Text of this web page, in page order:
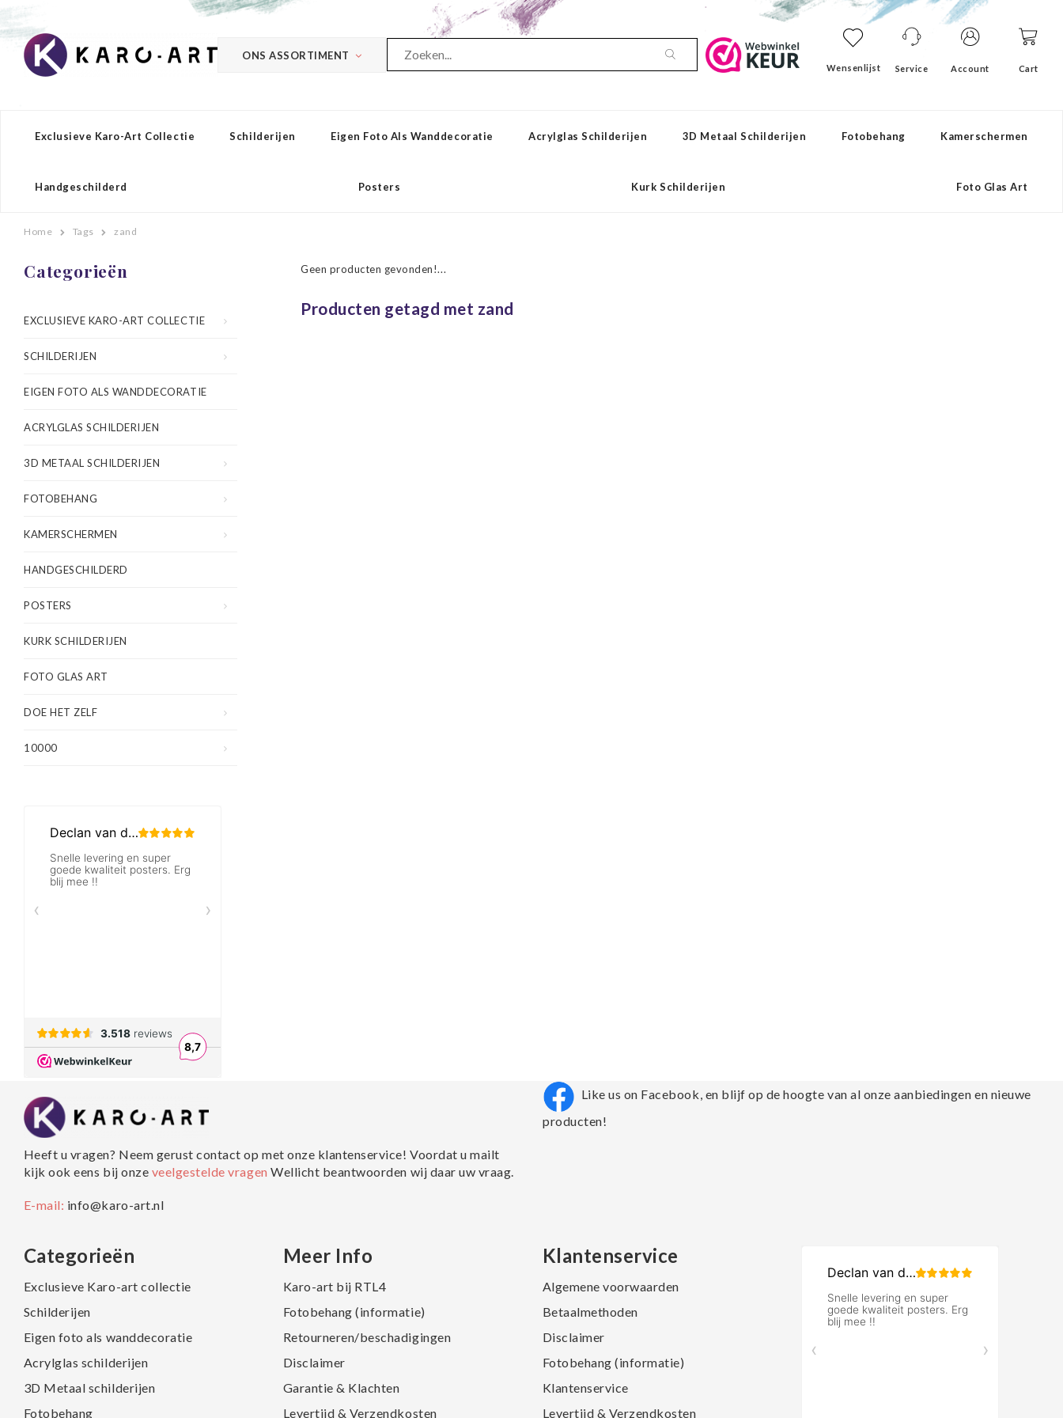
ONS ASSORTIMENT
Wensenlijst Service Account Cart
Exclusieve Karo-Art Collectie Schilderijen Eigen Foto Als Wanddecoratie Acrylglas Schilderijen 3D Metaal Schilderijen Fotobehang Kamerschermen
Handgeschilderd Posters Kurk Schilderijen Foto Glas Art
Home Tags zand
Categorieën
EXCLUSIEVE KARO-ART COLLECTIE
SCHILDERIJEN
EIGEN FOTO ALS WANDDECORATIE
ACRYLGLAS SCHILDERIJEN
3D METAAL SCHILDERIJEN
FOTOBEHANG
KAMERSCHERMEN
HANDGESCHILDERD
POSTERS
KURK SCHILDERIJEN
FOTO GLAS ART
DOE HET ZELF
10000
Geen producten gevonden!...
Producten getagd met zand
Heeft u vragen? Neem gerust contact op met onze klantenservice! Voordat u mailt
kijk ook eens bij onze veelgestelde vragenWellicht beantwoorden wij daar uw vraag.
E-mail: info@karo-art.nl
Like us on Facebook, en blijf op de hoogte van al onze aanbiedingen en nieuwe
producten!
Categorieën
Exclusieve Karo-art collectie
Schilderijen
Eigen foto als wanddecoratie
Acrylglas schilderijen
3D Metaal schilderijen
Fotobehang
Meer Info
Karo-art bij RTL4
Fotobehang (informatie)
Retourneren/beschadigingen
Disclaimer
Garantie & Klachten
Levertijd & Verzendkosten
Klantenservice
Algemene voorwaarden
Betaalmethoden
Disclaimer
Fotobehang (informatie)
Klantenservice
Levertijd & Verzendkosten